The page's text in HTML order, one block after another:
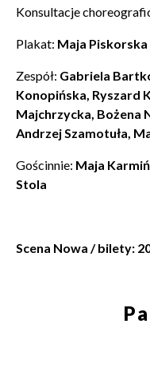
Konsultacje
Plakat: Maja Piskorska
Zespół: Gabriela
Konopińska, Ryszard
Majchrzycka, Bożena
Andrzej Szamotuła,
Gościnnie: Maja
Stola
Scena Nowa / bilety: